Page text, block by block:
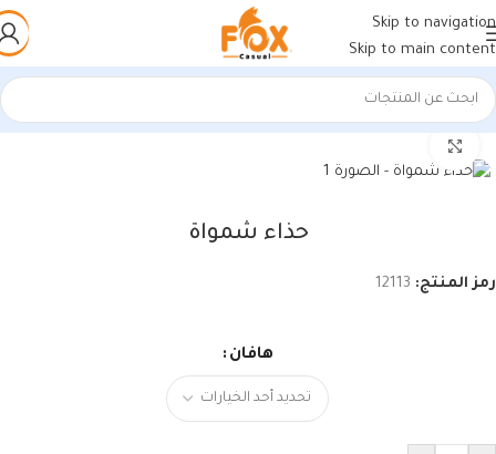
Skip to navigation
Skip to main content
الرئيسية/أحذية رجالي/أحذية رجالي
حذاء شمواة
رمز المنتج: 12113
هافان